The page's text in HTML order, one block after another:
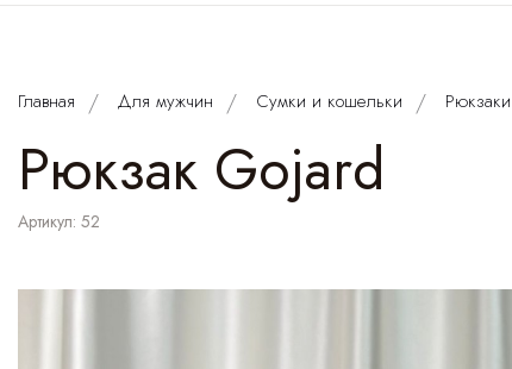
Главная Для мужчин Сумки и кошельки Рюкзаки
Рюкзак Gojard
Артикул: 52